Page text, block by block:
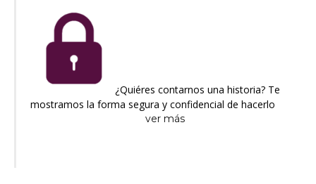
¿Quiéres contarnos una historia? Te
mostramos la forma segura y confidencial de hacerlo
ver más